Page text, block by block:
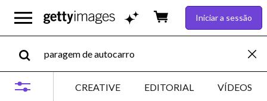
Iniciar a sessão
CREATIVE EDITORIAL VÍDEOS